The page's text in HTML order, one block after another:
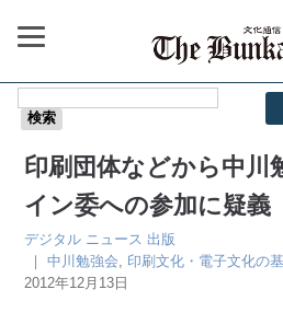
印刷団体などから中川
イン委への参加に疑義
デジタル ニュース 出版
｜中川勉強会
印刷文化・電子文化の
2012年12月13日